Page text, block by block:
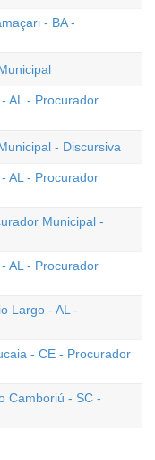
- BA -
AL - Procurador
- Discursiva
AL - Procurador
Municipal -
AL - Procurador
Largo - AL -
- CE - Procurador
Camboriú - SC -